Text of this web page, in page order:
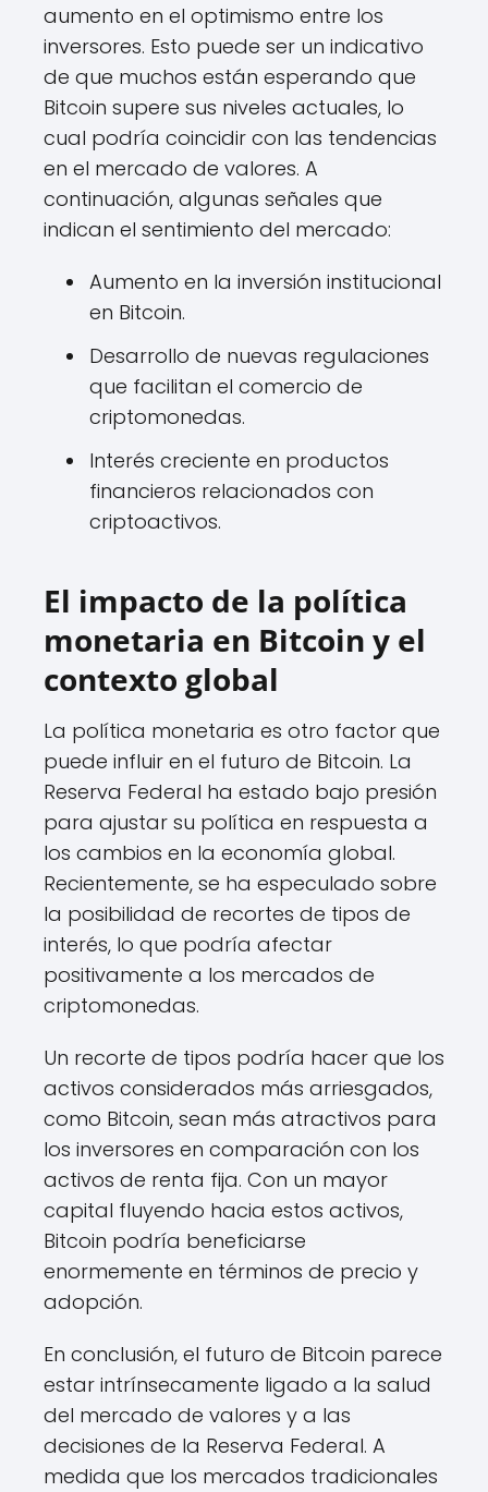
aumento en el optimismo entre los
inversores. Esto puede ser un indicativo
de que muchos están esperando que
Bitcoin supere sus niveles actuales, lo
cual podría coincidir con las tendencias
en el mercado de valores. A
continuación, algunas señales que
indican el sentimiento del mercado:
Aumento en la inversión institucional
en Bitcoin.
Desarrollo de nuevas regulaciones
que facilitan el comercio de
criptomonedas.
Interés creciente en productos
financieros relacionados con
criptoactivos.
El impacto de la política
monetaria en Bitcoin y el
contexto global
La política monetaria es otro factor que
puede influir en el futuro de Bitcoin. La
Reserva Federal ha estado bajo presión
para ajustar su política en respuesta a
los cambios en la economía global.
Recientemente, se ha especulado sobre
la posibilidad de recortes de tipos de
interés, lo que podría afectar
positivamente a los mercados de
criptomonedas.
Un recorte de tipos podría hacer que los
activos considerados más arriesgados,
como Bitcoin, sean más atractivos para
los inversores en comparación con los
activos de renta fija. Con un mayor
capital fluyendo hacia estos activos,
Bitcoin podría beneficiarse
enormemente en términos de precio y
adopción.
En conclusión, el futuro de Bitcoin parece
estar intrínsecamente ligado a la salud
del mercado de valores y a las
decisiones de la Reserva Federal. A
medida que los mercados tradicionales